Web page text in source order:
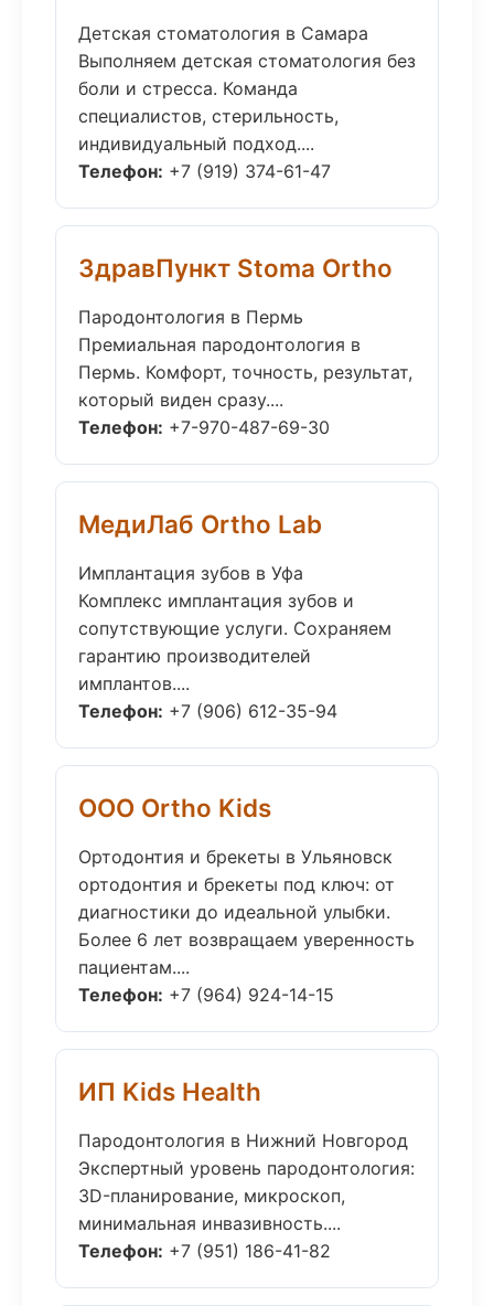
Детская стоматология в Самара
Выполняем детская стоматология без
боли и стресса. Команда
специалистов, стерильность,
индивидуальный подход....
Телефон: +7 (919) 374-61-47
ЗдравПункт Stoma Ortho
Пародонтология в Пермь
Премиальная пародонтология в
Пермь. Комфорт, точность, результат,
который виден сразу....
Телефон: +7-970-487-69-30
МедиЛаб Ortho Lab
Имплантация зубов в Уфа
Комплекс имплантация зубов и
сопутствующие услуги. Сохраняем
гарантию производителей
имплантов....
Телефон: +7 (906) 612-35-94
ООО Ortho Kids
Ортодонтия и брекеты в Ульяновск
ортодонтия и брекеты под ключ: от
диагностики до идеальной улыбки.
Более 6 лет возвращаем уверенность
пациентам....
Телефон: +7 (964) 924-14-15
ИП Kids Health
Пародонтология в Нижний Новгород
Экспертный уровень пародонтология:
3D-планирование, микроскоп,
минимальная инвазивность....
Телефон: +7 (951) 186-41-82